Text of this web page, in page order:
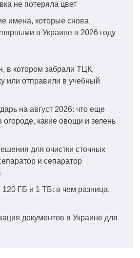
не потеряла цвет
имена, которые снова
в Украине в 2026 году
в котором забрали ТЦК,
или отправили в учебный
на август 2026: что еще
огороде, какие овощи и зелень
для очистки сточных
и сепаратор
ГБ и 1 ТБ: в чем разница,
документов в Украине для